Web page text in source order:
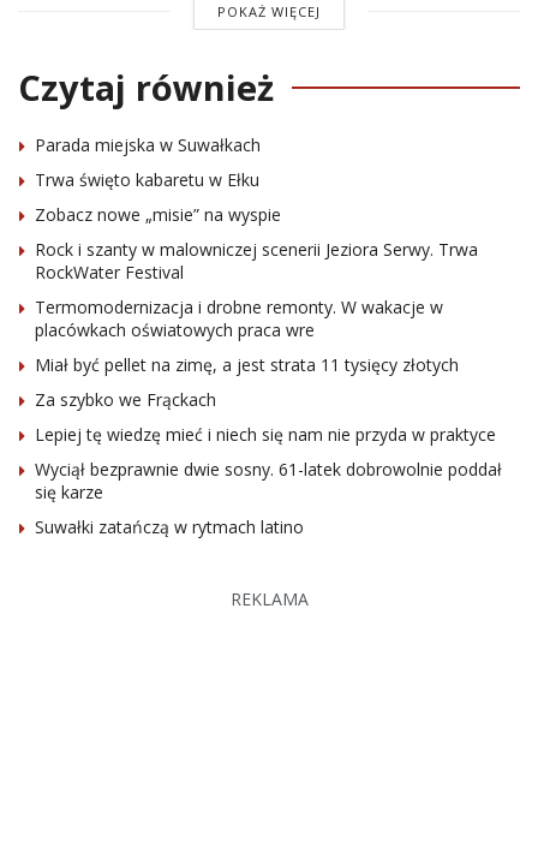
POKAŻ WIĘCEJ
Czytaj również
Parada miejska w Suwałkach
Trwa święto kabaretu w Ełku
Zobacz nowe „misie” na wyspie
Rock i szanty w malowniczej scenerii Jeziora Serwy. Trwa
RockWater Festival
Termomodernizacja i drobne remonty. W wakacje w
placówkach oświatowych praca wre
Miał być pellet na zimę, a jest strata 11 tysięcy złotych
Za szybko we Frąckach
Lepiej tę wiedzę mieć i niech się nam nie przyda w praktyce
Wyciął bezprawnie dwie sosny. 61-latek dobrowolnie poddał
się karze
Suwałki zatańczą w rytmach latino
REKLAMA